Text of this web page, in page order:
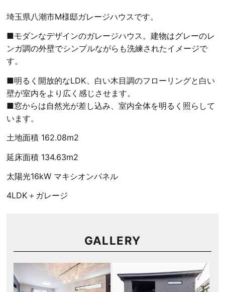
埼玉県八潮市M様邸ガレージハウスです。
■モダンなデザインのガレージハウス。建物はグレーのレ
ンガ調の外壁でシンプルながらも洗練されたイメージで
す。
■明るく開放的なLDK、白い木目調のフローリングと白い
壁が室内をより広く感じさせます。
■窓からは自然光が差し込み、室内全体を明るく照らして
います。
土地面積 162.08m2
延床面積 134.63m2
太陽光16kW マキシオンパネル
4LDK＋ガレージ
GALLERY